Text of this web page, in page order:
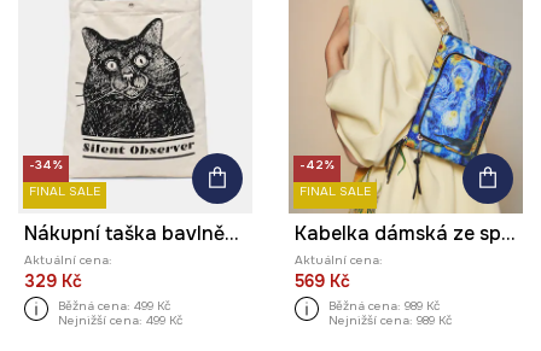
-34%
FINAL SALE
Nákupní taška bavlněná by Aleksandra Czarny, Graphics Series
Aktuální cena:
329 Kč
Běžná cena: 499 Kč
Nejnižší cena: 499 Kč
-42%
FINAL SALE
Kabelka dámská ze speciální kolekce Eviva L'arte
Aktuální cena:
569 Kč
Běžná cena: 989 Kč
Nejnižší cena: 989 Kč